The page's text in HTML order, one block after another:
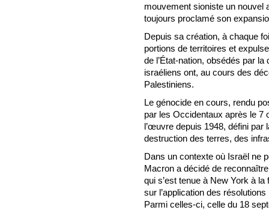
mouvement sioniste un nouvel
toujours proclamé son
Depuis sa création, à chaque
portions de territoires et
de l’État-nation, obsédés par
israéliens ont, au cours des
Palestiniens.
Le génocide en cours, rendu
par les Occidentaux après le 7
l’œuvre depuis 1948, défini par
destruction des terres, des
Dans un contexte où Israël ne
Macron a décidé de
qui s’est tenue à New York à
sur l’application des
Parmi celles-ci, celle du 18